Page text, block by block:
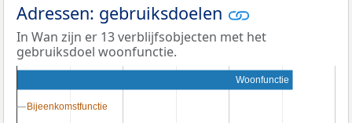
Adressen: gebruiksdoelen
In Wan zijn er 13 verblijfsobjecten met het
gebruiksdoel woonfunctie.
Woonfunctie
Bijeenkomstfunctie
Bijeenkomstfunctie